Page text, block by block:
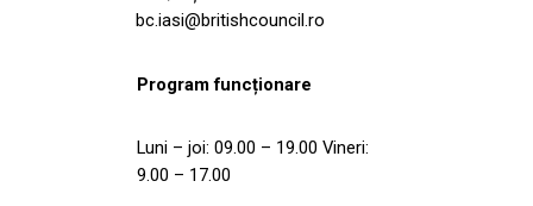
bc.iasi@britishcouncil.ro
Program funcționare
Luni – joi: 09.00 – 19.00 Vineri:
9.00 – 17.00